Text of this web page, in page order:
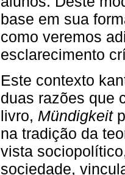
base em sua
como veremos
esclarecimento
Este contexto
duas razões que
livro, Mündigkeit
na tradição da
vista
sociedade,